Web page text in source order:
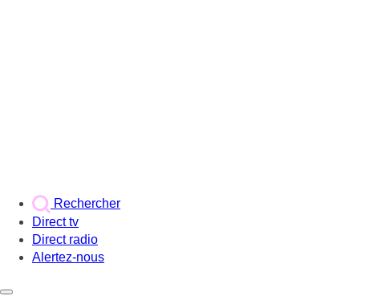
Rechercher
Direct tv
Direct radio
Alertez-nous